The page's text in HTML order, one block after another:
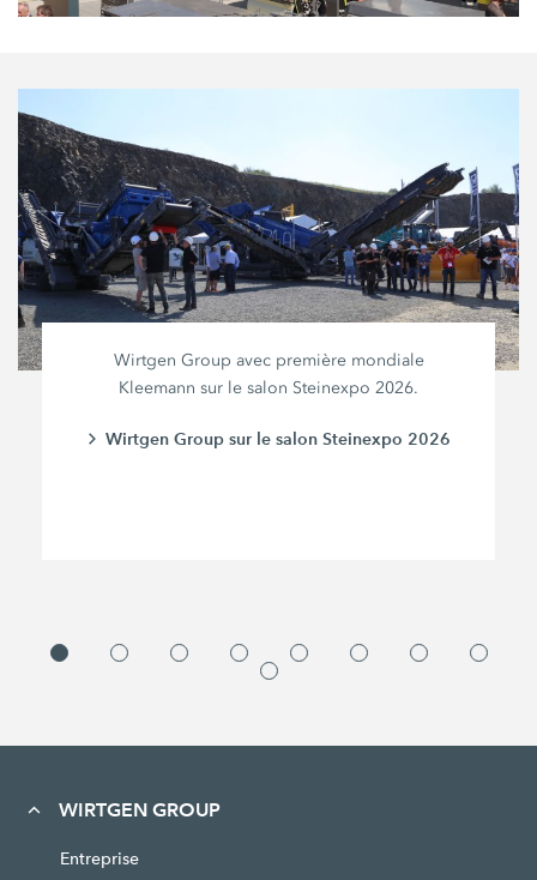
Wirtgen Group avec première mondiale
Kleemann sur le salon Steinexpo 2026.
Wirtgen Group sur le salon Steinexpo 2026
WIRTGEN GROUP
Entreprise